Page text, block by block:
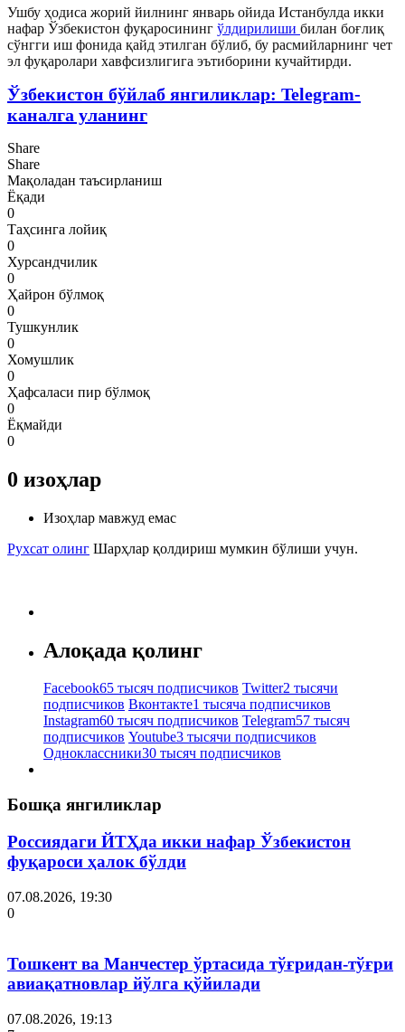
Ушбу ҳодиса жорий йилнинг январь ойида Истанбулда икки
нафар Ўзбекистон фуқаросининг ўлдирилиши билан боғлиқ
сўнгги иш фонида қайд этилган бўлиб, бу расмийларнинг чет
эл фуқаролари хавфсизлигига эътиборини кучайтирди.
Ўзбекистон бўйлаб янгиликлар: Telegram-
каналга уланинг
Share
Share
Мақоладан таъсирланиш
Ёқади
0
Таҳсинга лойиқ
0
Хурсандчилик
0
Ҳайрон бўлмоқ
0
Тушкунлик
0
Хомушлик
0
Ҳафсаласи пир бўлмоқ
0
Ёқмайди
0
0 изоҳлар
Изоҳлар мавжуд емас
Рухсат олинг Шарҳлар қолдириш мумкин бўлиши учун.
Алоқада қолинг
Facebook65 тысяч подписчиков Twitter2 тысячи
подписчиков Вконтакте1 тысяча подписчиков
Instagram60 тысяч подписчиков Telegram57 тысяч
подписчиков Youtube3 тысячи подписчиков
Одноклассники30 тысяч подписчиков
Бошқа янгиликлар
Россиядаги ЙТҲда икки нафар Ўзбекистон
фуқароси ҳалок бўлди
07.08.2026, 19:30
0
Тошкент ва Манчестер ўртасида тўғридан-тўғри
авиақатновлар йўлга қўйилади
07.08.2026, 19:13